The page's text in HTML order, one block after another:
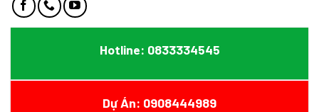
Hotline: 0833334545
Dự Án: 0908444989